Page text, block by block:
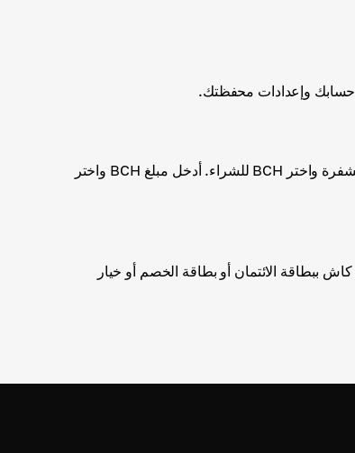
اختر أحد أساليب شراء العملات المشفرة واختر BCH للشراء. أدخل مبلغ BCH واختر
ببطاقة الائتمان أو بطاقة الخصم أو خيار